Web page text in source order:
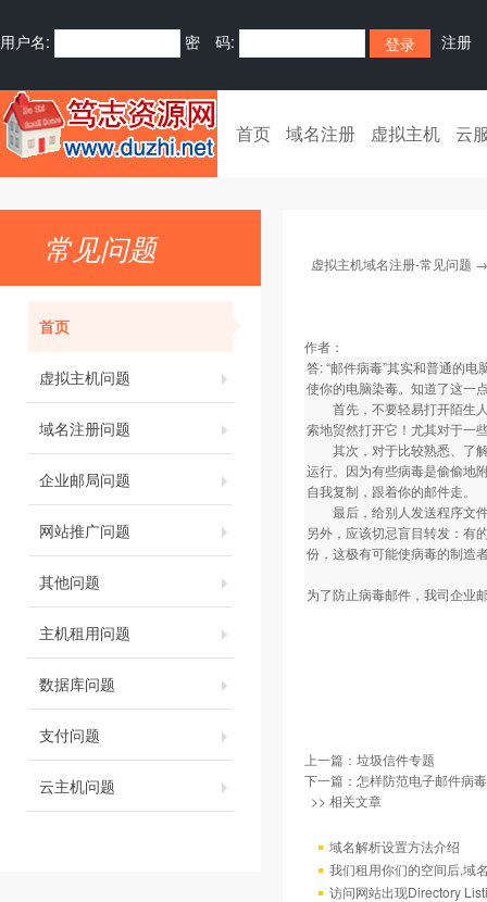
用户名: 密 码: 注册
首页 域名注册 虚拟主机 云
常见问题
首页
虚拟主机问题
域名注册问题
企业邮局问题
网站推广问题
其他问题
主机租用问题
数据库问题
支付问题
云主机问题
虚拟主机域名注册-常见问题
作者：
答: “邮件病毒”其实和普通的
使你的电脑染毒。知道了这一
首先，不要轻易打开陌生人
索地贸然打开它！尤其对于一
其次，对于比较熟悉、了解
运行。因为有些病毒是偷偷地
自我复制，跟着你的邮件走。
最后，给别人发送程序文件
另外，应该切忌盲目转发：有
份，这极有可能使病毒的制造
为了防止病毒邮件，我司企业
上一篇： 垃圾信件专题
下一篇： 怎样防范电子邮件病
>> 相关文章
域名解析设置方法介绍
我们租用你们的空间后,域
访问网站出现Directory